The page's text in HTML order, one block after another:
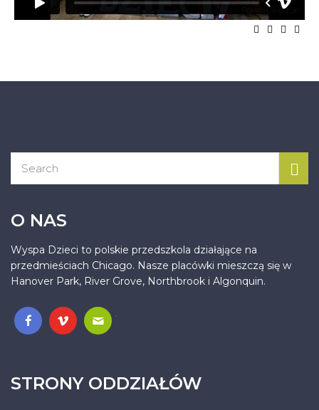
O NAS
Wyspa Dzieci to polskie przedszkola działające na
przedmieściach Chicago. Nasze placówki mieszczą się w
Hanover Park, River Grove, Northbrook i Algonquin.
.
STRONY ODDZIAŁÓW